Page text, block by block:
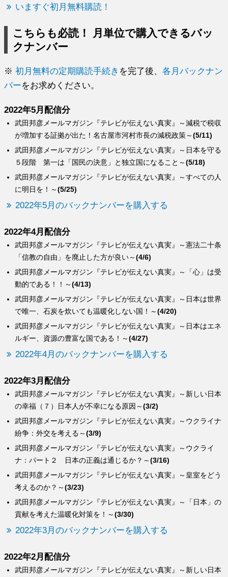
いますぐ初月無料購読！
こちらも必読！ 月単位で購入できるバッ
クナンバー
※初月無料の定期購読手続き を完了後、各月バックナン
バーをお求めください。
2022年5月配信分
武田邦彦メールマガジン『テレビが伝えない真実』～すべての人
に明日を！～(5/25)
武田邦彦メールマガジン『テレビが伝えない真実』～日本を守る
５段階 第一は「国民の決意」と独立国になること～(5/18)
武田邦彦メールマガジン『テレビが伝えない真実』～減税で税収
が増加する証拠が出た！名古屋市河村市長の減税政策～(5/11)
2022年5月のバックナンバーを購入する
2022年4月配信分
武田邦彦メールマガジン『テレビが伝えない真実』～日本はエネ
ルギー、資源の豊富な国である！～(4/27)
武田邦彦メールマガジン『テレビが伝えない真実』～日本は世界
で唯一、石炭を炊いても温暖化しない国！～(4/20)
武田邦彦メールマガジン『テレビが伝えない真実』～「心」は受
動的である！！～(4/13)
武田邦彦メールマガジン『テレビが伝えない真実』～憲法二十条
「信教の自由」を廃止した方が良い～(4/6)
2022年4月のバックナンバーを購入する
2022年3月配信分
武田邦彦メールマガジン『テレビが伝えない真実』～「日本」の
貢献を考えた温暖化対策を！～(3/30)
武田邦彦メールマガジン『テレビが伝えない真実』～皇室をどう
考えるのか？～(3/23)
武田邦彦メールマガジン『テレビが伝えない真実』～ウクライ
ナ：パート２ 日本の正義は通じるか？～(3/16)
武田邦彦メールマガジン『テレビが伝えない真実』～ウクライナ
紛争：外交を考える～(3/9)
武田邦彦メールマガジン『テレビが伝えない真実』～新しい日本
の幸福（７）日本人が不幸になる原因～(3/2)
2022年3月のバックナンバーを購入する
2022年2月配信分
武田邦彦メールマガジン『テレビが伝えない真実』～新しい日本